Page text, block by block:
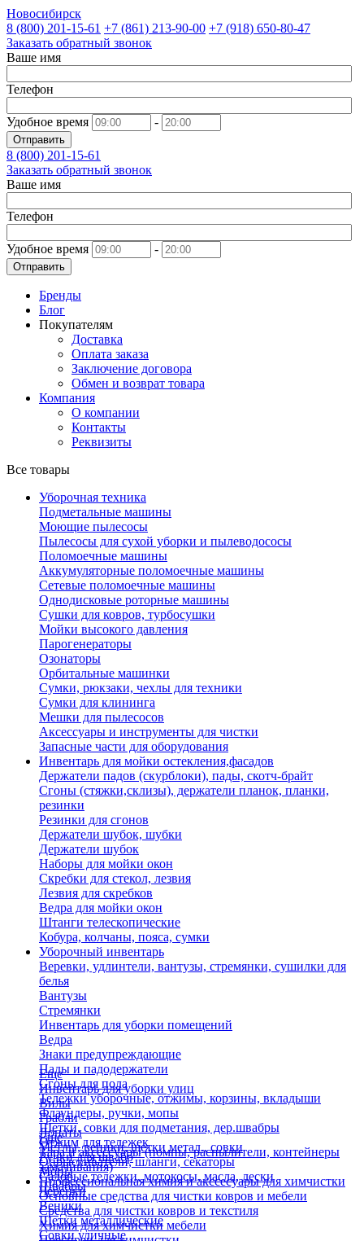
Новосибирск
8 (800) 201-15-61 +7 (861) 213-90-00 +7 (918) 650-80-47
Заказать обратный звонок
Ваше имя
Телефон
Удобное время -
Отправить
8 (800) 201-15-61
Заказать обратный звонок
Ваше имя
Телефон
Удобное время -
Отправить
Бренды
Блог
Покупателям
Доставка
Оплата заказа
Заключение договора
Обмен и возврат товара
Компания
О компании
Контакты
Реквизиты
Все товары
Уборочная техника
Подметальные машины
Моющие пылесосы
Пылесосы для сухой уборки и пылеводососы
Поломоечные машины
Аккумуляторные поломоечные машины
Сетевые поломоечные машины
Однодисковые роторные машины
Сушки для ковров, турбосушки
Мойки высокого давления
Парогенераторы
Озонаторы
Орбитальные машинки
Сумки, рюкзаки, чехлы для техники
Сумки для клининга
Мешки для пылесосов
Аксессуары и инструменты для чистки
Запасные части для оборудования
Инвентарь для мойки остекления,фасадов
Держатели падов (скурблоки), пады, скотч-брайт
Сгоны (стяжки,склизы), держатели планок, планки,
резинки
Резинки для сгонов
Держатели шубок, шубки
Держатели шубок
Наборы для мойки окон
Скребки для стекол, лезвия
Лезвия для скребков
Ведра для мойки окон
Штанги телескопические
Кобура, колчаны, пояса, сумки
Уборочный инвентарь
Веревки, удлинтели, вантузы, стремянки, сушилки для
белья
Вантузы
Стремянки
Инвентарь для уборки помещений
Ведра
Знаки предупреждающие
Пады и падодержатели
Сгоны для пола
Тележки уборочные, отжимы, корзины, вкладыши
Флаундеры, ручки, мопы
Щетки, совки для подметания, дер.швабры
Отжим для тележек
Ручки для швабр
Мопы
Швабры
Еще
Инвентарь для уборки улиц
Вилы
Грабли
Лопаты
Метлы, веники, щетки метал., совки
Опрыскиватели, шланги, секаторы
Садовые тележки, мотокосы, масла, лески
Черенки
Веники
Щетки металлические
Совки уличные
Еще
Тара и аксессуары (помпы, распылители, контейнеры
замачивания)
Профессиональная химия и акссесуары для химчистки
Основные средства для чистки ковров и мебели
Средства для чистки ковров и текстиля
Химия для химчистки мебели